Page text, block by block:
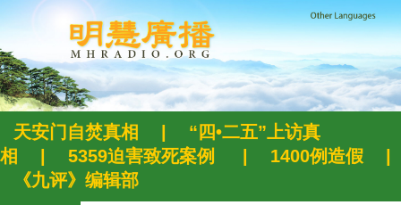
天安门自焚真相
“四•二五”上访真
相
5359迫害致死案例 1400例造假
《九评》编辑部